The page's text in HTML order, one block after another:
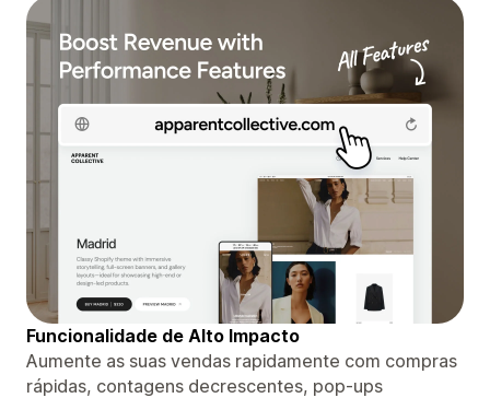
Funcionalidade de Alto Impacto
Aumente as suas vendas rapidamente com compras
rápidas, contagens decrescentes, pop-ups